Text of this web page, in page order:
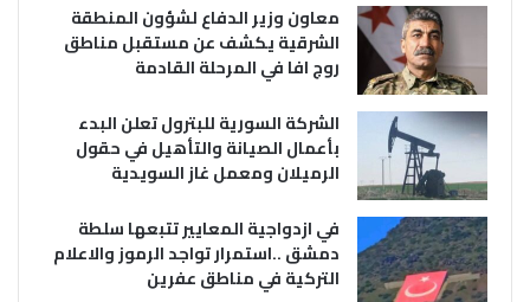
معاون وزير الدفاع لشؤون المنطقة
الشرقية يكشف عن مستقبل مناطق
روج افا في المرحلة القادمة
الشركة السورية للبترول تعلن البدء
بأعمال الصيانة والتأهيل في حقول
الرميلان ومعمل غاز السويدية
في ازدواجية المعايير تتبعها سلطة
دمشق ..استمرار تواجد الرموز والاعلام
التركية في مناطق عفرين